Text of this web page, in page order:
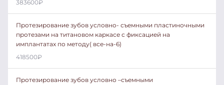
383600₽
Протезирование зубов условно- съемными пластиночными
протезами на титановом каркасе c фиксацией на
имплантатах по методу( все-на-6)
418500₽
Протезирование зубов условно –съемными